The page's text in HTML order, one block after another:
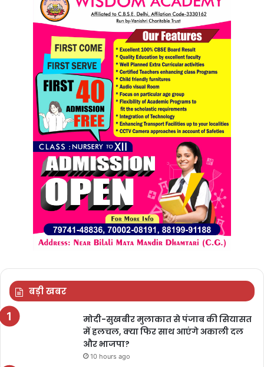
बड़ी खबर
मोदी-सुखबीर मुलाकात से पंजाब की सियासत
में हलचल, क्या फिर साथ आएंगे अकाली दल
और भाजपा?
10 hours ago